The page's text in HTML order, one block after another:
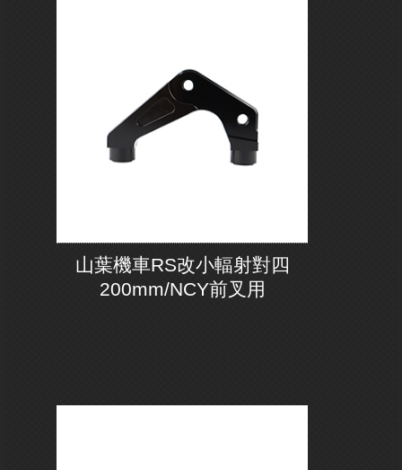
山葉機車RS改小輻射對四
200mm/NCY前叉用